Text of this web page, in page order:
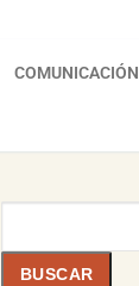
COMUNICACIÓN
BUSCAR